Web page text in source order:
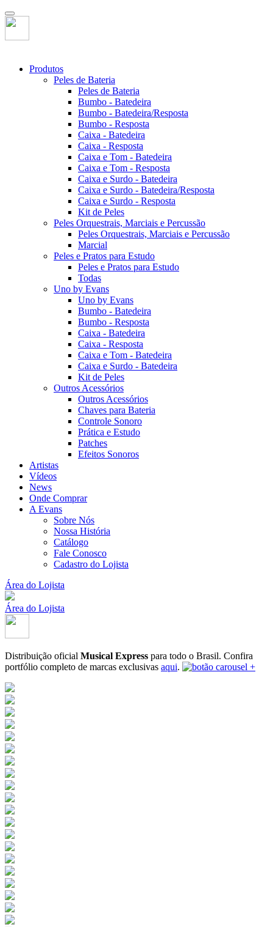
Produtos
Peles de Bateria
Peles de Bateria
Bumbo - Batedeira
Bumbo - Batedeira/Resposta
Bumbo - Resposta
Caixa - Batedeira
Caixa - Resposta
Caixa e Tom - Batedeira
Caixa e Tom - Resposta
Caixa e Surdo - Batedeira
Caixa e Surdo - Batedeira/Resposta
Caixa e Surdo - Resposta
Kit de Peles
Peles Orquestrais, Marciais e Percussão
Peles Orquestrais, Marciais e Percussão
Marcial
Peles e Pratos para Estudo
Peles e Pratos para Estudo
Todas
Uno by Evans
Uno by Evans
Bumbo - Batedeira
Bumbo - Resposta
Caixa - Batedeira
Caixa - Resposta
Caixa e Tom - Batedeira
Caixa e Surdo - Batedeira
Kit de Peles
Outros Acessórios
Outros Acessórios
Chaves para Bateria
Controle Sonoro
Prática e Estudo
Patches
Efeitos Sonoros
Artistas
Vídeos
News
Onde Comprar
A Evans
Sobre Nós
Nossa História
Catálogo
Fale Conosco
Cadastro do Lojista
Área do Lojista
Área do Lojista
Distribuição oficial Musical Express para todo o Brasil. Confira
portfólio completo de marcas exclusivas aqui.